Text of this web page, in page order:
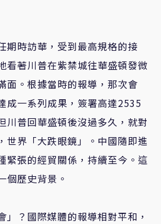
期時訪華，受到最高規格的接
看著川普在紫禁城往華盛頓發微
面。根據當時的報導，那次會
成一系列成果，簽署高達2535
川普回華盛頓後沒過多久，就對
世界「大跌眼鏡」。中國隨即進
緊張的經貿關係，持續至今。這
個歷史背景。
」？國際媒體的報導相對平和，